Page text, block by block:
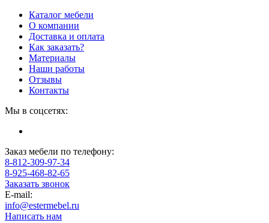
Каталог мебели
О компании
Доставка и оплата
Как заказать?
Материалы
Наши работы
Отзывы
Контакты
Мы в соцсетях:
Заказ мебели по телефону:
8-812-309-97-34
8-925-468-82-65
Заказать звонок
E-mail:
info@estermebel.ru
Написать нам